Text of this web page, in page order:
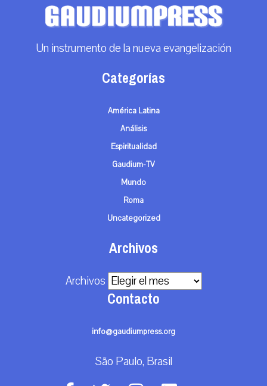
Un instrumento de la nueva evangelización
Categorías
América Latina
Análisis
Espiritualidad
Gaudium-TV
Mundo
Roma
Uncategorized
Archivos
Archivos
Contacto
info@gaudiumpress.org
São Paulo, Brasil